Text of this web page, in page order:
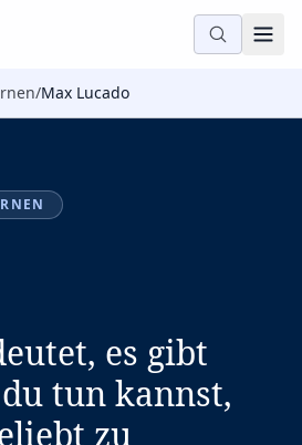
/Max Lucado
es gibt
tun kannst,
zu